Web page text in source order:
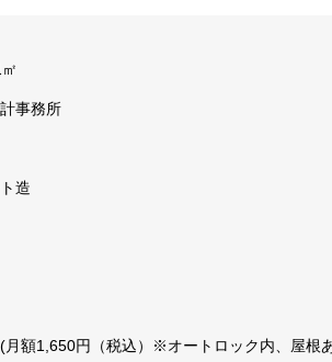
事務所
造
月額1,650円（税込）※オートロック内、屋根